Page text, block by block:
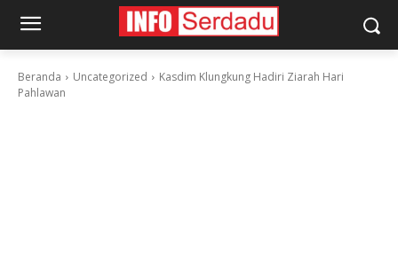
Beranda Uncategorized
Kasdim Klungkung Hadiri Ziarah Hari
Pahlawan